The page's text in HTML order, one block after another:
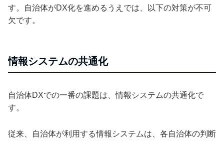
す。自治体がDX化を進めるうえでは、以下の対策が不可
欠です。
情報システムの共通化
自治体DXでの一番の課題は、情報システムの共通化で
す。
従来、自治体が利用する情報システムは、各自治体の判断